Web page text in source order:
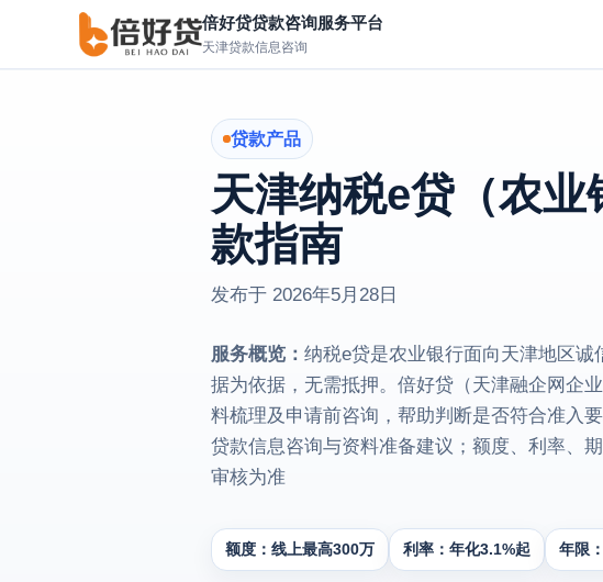
倍好贷贷款咨询服务平台
天津贷款信息咨询
贷款产品
天津纳税e贷（农
款指南
发布于 2026年5月28日
服务概览： 纳税e贷是农业银行面向天津地区
据为依据，无需抵押。倍好贷（天津融企网企
料梳理及申请前咨询，帮助判断是否符合准入
贷款信息咨询与资料准备建议；额度、利率、
审核为准
额度：线上最高300万 利率：年化3.1%起 年限